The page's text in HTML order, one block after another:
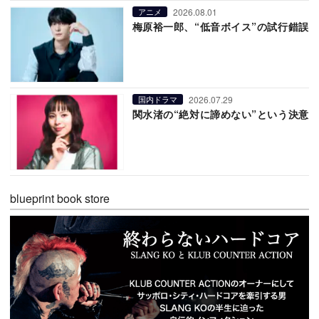
アニメ 2026.08.01
梅原裕一郎、“低音ボイス”の試行錯誤
国内ドラマ 2026.07.29
関水渚の“絶対に諦めない”という決意
blueprint book store